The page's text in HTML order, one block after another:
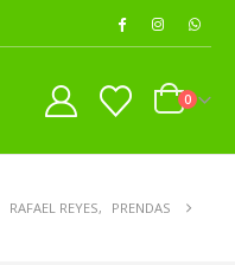
0
RAFAEL REYES,
PRENDAS